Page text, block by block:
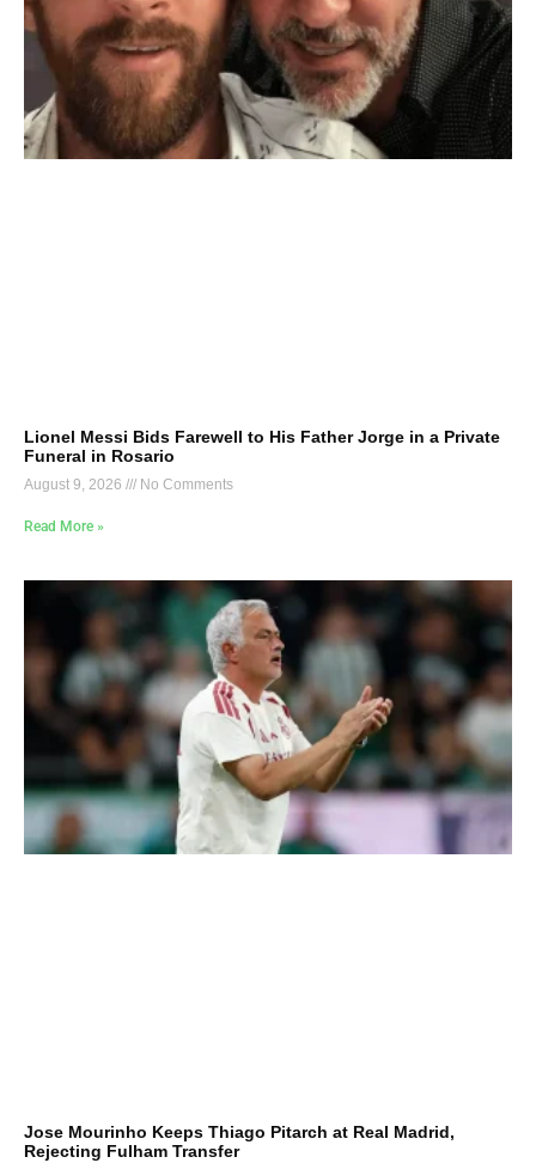
Lionel Messi Bids Farewell to His Father Jorge in a Private
Funeral in Rosario
August 9, 2026 No Comments
Read More »
Jose Mourinho Keeps Thiago Pitarch at Real Madrid,
Rejecting Fulham Transfer